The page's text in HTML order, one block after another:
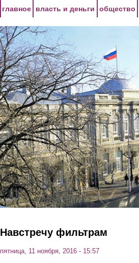
главное власть и деньги общество
Навстречу фильтрам
пятница, 11 ноября, 2016 - 15:57